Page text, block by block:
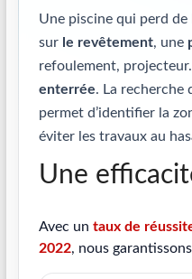
Une piscine qui perd de
sur le revêtement, une
refoulement,
enterrée. La recherche
permet d’identifier la
éviter les travaux au
Une
Avec un taux de
2022, nous